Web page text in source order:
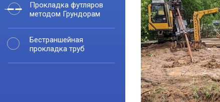
Прокладка футляров
методом Грундорам
Бестраншейная
прокладка труб